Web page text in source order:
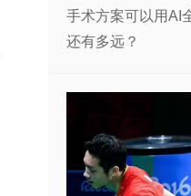
手术方案可以用AI
还有多远？